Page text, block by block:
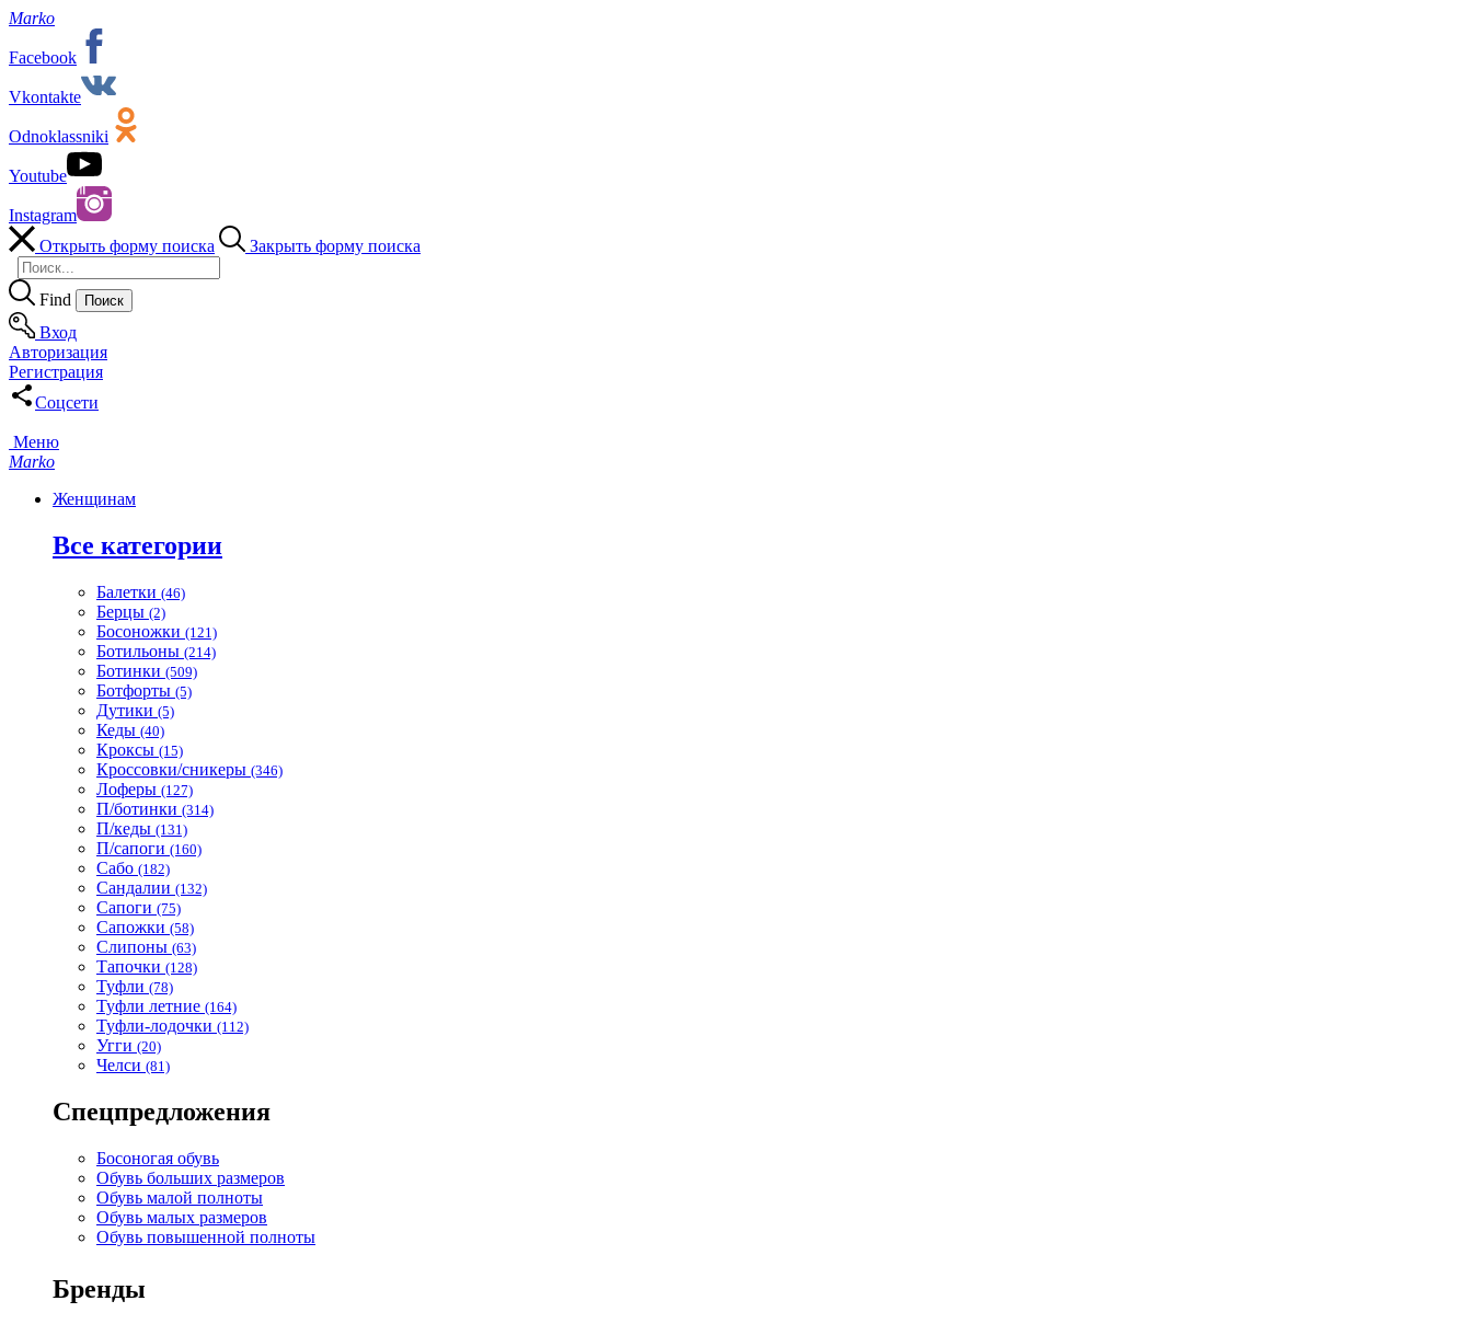
Marko
Facebook
Vkontakte
Odnoklassniki
Youtube
Instagram
Открыть форму поиска
Закрыть форму поиска
Find
Вход
Авторизация
Регистрация
Соцсети
Меню
Marko
Женщинам
Все категории
Балетки (46)
Берцы (2)
Босоножки (121)
Ботильоны (214)
Ботинки (509)
Ботфорты (5)
Дутики (5)
Кеды (40)
Кроксы (15)
Кроссовки/сникеры (346)
Лоферы (127)
П/ботинки (314)
П/кеды (131)
П/сапоги (160)
Сабо (182)
Сандалии (132)
Сапоги (75)
Сапожки (58)
Слипоны (63)
Тапочки (128)
Туфли (78)
Туфли летние (164)
Туфли-лодочки (112)
Угги (20)
Челси (81)
Спецпредложения
Босоногая обувь
Обувь больших размеров
Обувь малой полноты
Обувь малых размеров
Обувь повышенной полноты
Бренды